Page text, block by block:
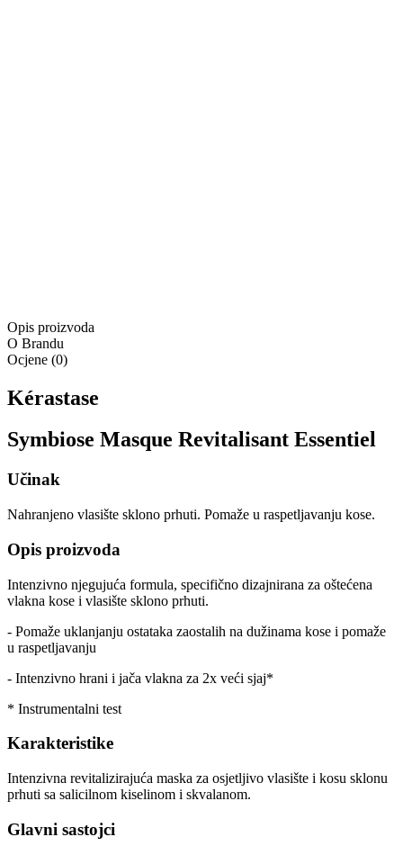
Opis proizvoda
O Brandu
Ocjene (0)
Kérastase
Symbiose Masque Revitalisant Essentiel
Učinak
Nahranjeno vlasište sklono prhuti. Pomaže u raspetljavanju kose.
Opis proizvoda
Intenzivno njegujuća formula, specifično dizajnirana za oštećena
vlakna kose i vlasište sklono prhuti.
- Pomaže uklanjanju ostataka zaostalih na dužinama kose i pomaže
u raspetljavanju
- Intenzivno hrani i jača vlakna za 2x veći sjaj*
* Instrumentalni test
Karakteristike
Intenzivna revitalizirajuća maska za osjetljivo vlasište i kosu sklonu
prhuti sa salicilnom kiselinom i skvalanom.
Glavni sastojci